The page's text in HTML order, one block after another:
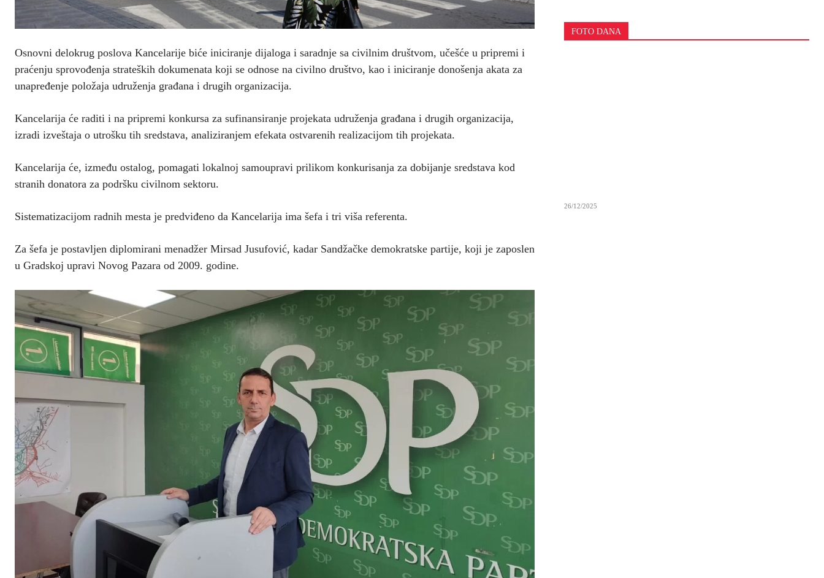
Osnovni delokrug poslova Kancelarije biće iniciranje dijaloga i saradnje sa civilnim društvom, učešće u pripremi i
praćenju sprovođenja strateških dokumenata koji se odnose na civilno društvo, kao i iniciranje donošenja akata za
unapređenje položaja udruženja građana i drugih organizacija.
Kancelarija će raditi i na pripremi konkursa za sufinansiranje projekata udruženja građana i drugih organizacija,
izradi izveštaja o utrošku tih sredstava, analiziranjem efekata ostvarenih realizacijom tih projekata.
Kancelarija će, između ostalog, pomagati lokalnoj samoupravi prilikom konkurisanja za dobijanje sredstava kod
stranih donatora za podršku civilnom sektoru.
Sistematizacijom radnih mesta je predviđeno da Kancelarija ima šefa i tri viša referenta.
Za šefa je postavljen diplomirani menadžer Mirsad Jusufović, kadar Sandžačke demokratske partije, koji je zaposlen
u Gradskoj upravi Novog Pazara od 2009. godine.
FOTO DANA
26/12/2025